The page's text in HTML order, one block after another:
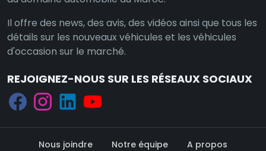
Il offre des news, des avis, des vidéos ainsi que tous les
détails sur les nouveaux véhicules et les véhicules
d'occasion sur le marché.
REJOIGNEZ-NOUS SUR LES RÉSEAUX SOCIAUX
Nous joindre Notre équipe
A propos